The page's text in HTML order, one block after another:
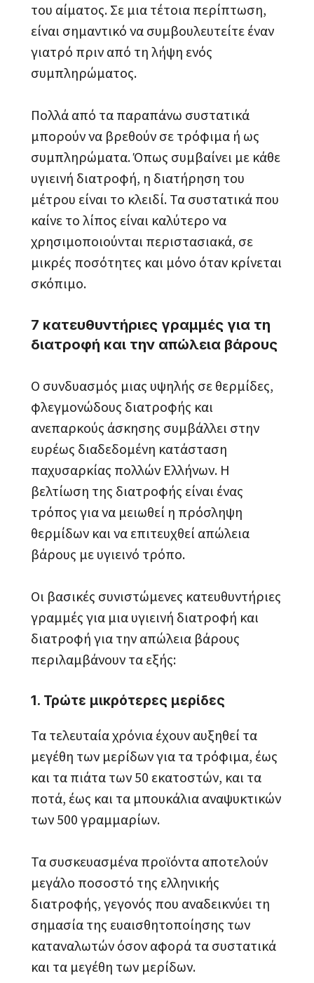
του αίματος. Σε μια τέτοια περίπτωση,
είναι σημαντικό να συμβουλευτείτε έναν
γιατρό πριν από τη λήψη ενός
συμπληρώματος.
Πολλά από τα παραπάνω συστατικά
μπορούν να βρεθούν σε τρόφιμα ή ως
συμπληρώματα. Όπως συμβαίνει με κάθε
υγιεινή διατροφή, η διατήρηση του
μέτρου είναι το κλειδί. Τα συστατικά που
καίνε το λίπος είναι καλύτερο να
χρησιμοποιούνται περιστασιακά, σε
μικρές ποσότητες και μόνο όταν κρίνεται
σκόπιμο.
7 κατευθυντήριες γραμμές για τη
διατροφή και την απώλεια βάρους
Ο συνδυασμός μιας υψηλής σε θερμίδες,
φλεγμονώδους διατροφής και
ανεπαρκούς άσκησης συμβάλλει στην
ευρέως διαδεδομένη κατάσταση
παχυσαρκίας πολλών Ελλήνων. Η
βελτίωση της διατροφής είναι ένας
τρόπος για να μειωθεί η πρόσληψη
θερμίδων και να επιτευχθεί απώλεια
βάρους με υγιεινό τρόπο.
Οι βασικές συνιστώμενες κατευθυντήριες
γραμμές για μια υγιεινή διατροφή και
διατροφή για την απώλεια βάρους
περιλαμβάνουν τα εξής:
1. Τρώτε μικρότερες μερίδες
Τα τελευταία χρόνια έχουν αυξηθεί τα
μεγέθη των μερίδων για τα τρόφιμα, έως
και τα πιάτα των 50 εκατοστών, και τα
ποτά, έως και τα μπουκάλια αναψυκτικών
των 500 γραμμαρίων.
Τα συσκευασμένα προϊόντα αποτελούν
μεγάλο ποσοστό της ελληνικής
διατροφής, γεγονός που αναδεικνύει τη
σημασία της ευαισθητοποίησης των
καταναλωτών όσον αφορά τα συστατικά
και τα μεγέθη των μερίδων.